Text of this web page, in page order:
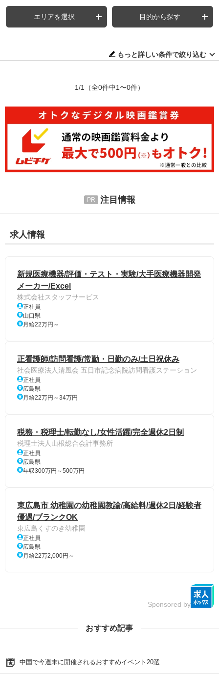
エリアを選択 目的から探す
もっと詳しい条件で絞り込む
1/1 （全0件中1〜0件）
注目情報
求人情報
新規医療機器/評価・テスト・実験/大手医療機器開発
メーカー/Excel
株式会社スタッフサービス
正社員
山口県
月給22万円～
正看護師/訪問看護/常勤・日勤のみ/土日祝休み
社会医療法人清風会 五日市記念病院訪問看護ステーション
正社員
広島県
月給22万円～34万円
税務・税理士/転勤なし/女性活躍/完全週休2日制
税理士法人山根総合会計事務所
正社員
広島県
年収300万円～500万円
東広島市 幼稚園の幼稚園教諭/高給料/週休2日/経験者
優遇/ブランクOK
東広島くすのき幼稚園
正社員
広島県
月給22万2,000円～
Sponsored by
おすすめ記事
中国で今週末に開催されるおすすめイベント20選